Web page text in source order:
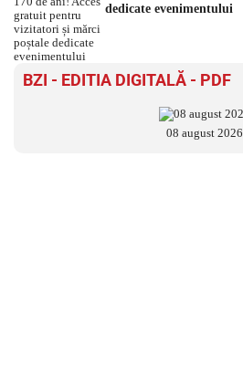
dedicate evenimentului
BZI - EDITIA DIGITALĂ - PDF
08 august 2026